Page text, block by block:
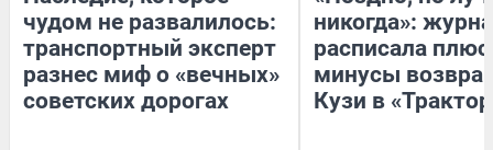
чудом не развалилось:
транспортный эксперт
разнес миф о «вечных»
советских дорогах
никогда»:
расписала
минусы
Кузи в